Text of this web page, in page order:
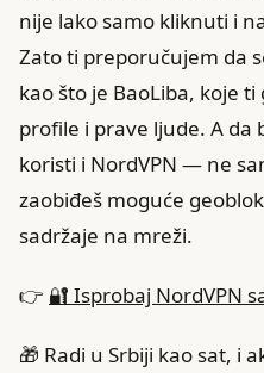
nije lako samo kliknuti i
Zato ti preporučujem da
kao što je BaoLiba, koje
profile i prave ljude. A da
koristi i NordVPN — ne
zaobiđeš moguće
sadržaje na mreži.
👉 🔐 Isprobaj NordVPN
🎁 Radi u Srbiji kao sat, i